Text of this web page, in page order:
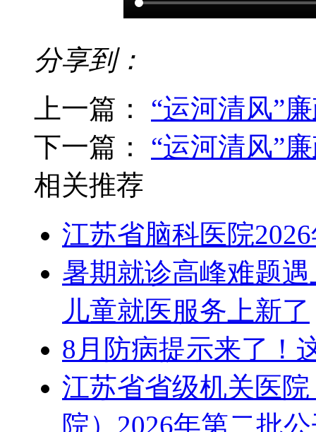
分享到：
上一篇： “运河清风”
下一篇： “运河清风”
相关推荐
江苏省脑科医院
暑期就诊高峰难题
儿童就医服务上新了
8月防病提示来了！
江苏省省级机关医
院）2026年第二批